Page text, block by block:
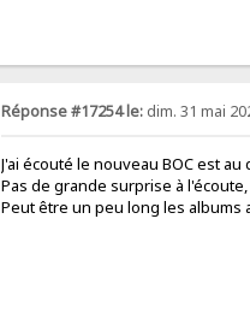
Réponse #17254 le: dim. 31 mai
J'ai écouté le nouveau BOC est
Pas de grande surprise à
Peut être un peu long les albums